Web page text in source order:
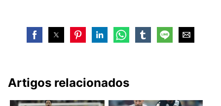
Artigos relacionados